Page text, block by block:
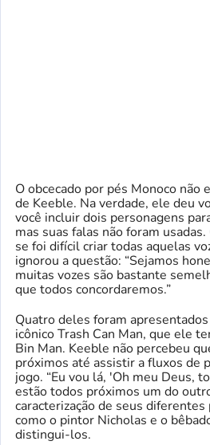
O obcecado por pés Monoco não
de Keeble. Na verdade, ele deu
você incluir dois personagens
mas suas falas não foram
se foi difícil criar todas aquelas
ignorou a questão: “Sejamos
muitas vozes são bastante
que todos concordaremos.”
Quatro deles foram
icônico Trash Can Man, que ele
Bin Man. Keeble não percebeu
próximos até assistir a fluxos de
jogo. “Eu vou lá, 'Oh meu Deus,
estão todos próximos um do
caracterização de seus
como o pintor Nicholas e o
distingui-los.